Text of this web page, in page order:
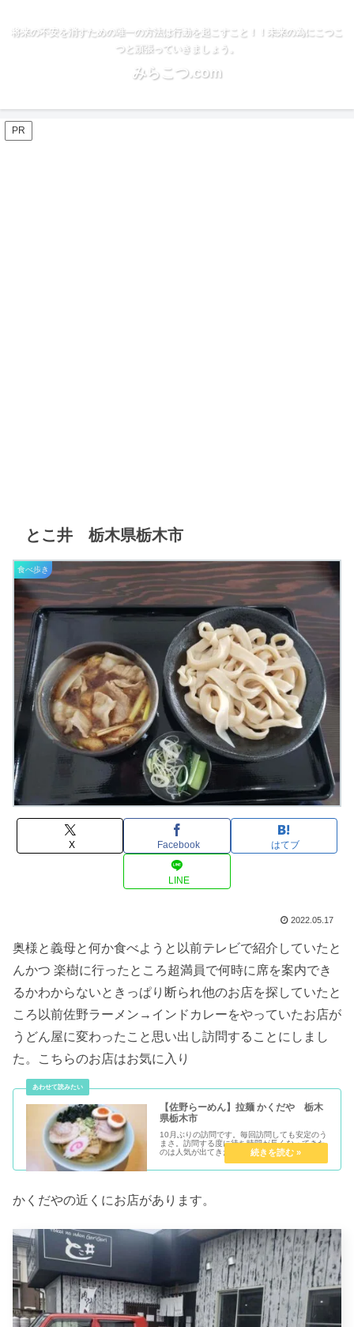
将来の不安を消すための唯一の方法は行動を起こすこと！！未来の為にこつこ
つと頑張っていきましょう。
みらこつ.com
PR
とこ井 栃木県栃木市
食べ歩き
X Facebook はてブ
LINE
2022.05.17
奥様と義母と何か食べようと以前テレビで紹介していたと
んかつ 楽樹に行ったところ超満員で何時に席を案内でき
るかわからないときっぱり断られ他のお店を探していたと
ころ以前佐野ラーメン→インドカレーをやっていたお店が
うどん屋に変わったこと思い出し訪問することにしまし
た。こちらのお店はお気に入り
【佐野らーめん】拉麺 かくだや 栃木
県栃木市
10月ぶりの訪問です。毎回訪問しても安定のう
まさ。訪問する度に待ち時間が長くなってきた
のは人気が出てきたせいですかね！
かくだやの近くにお店があります。